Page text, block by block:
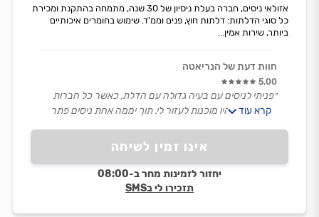
אינו זמין לשיחה
יחזור לזמינות מחר ב-08:00
תזכירו לי בSMS
אזולאי ניסים, חברה בעלת ניסיון של 30 שנה, מתמחה בהתקנת ומכירת
כל סוגי הדלתות: דלתות חוץ, פנים וממ'ד. שימוש בחומרים איכותיים
ביותר, שירות אמין...
חוות דעת של הנריאטה
5.00
״פניתי לניסים עם בעיה גדולה עם הדלת, כאשר כל חברות
הדלתות לא היו מוכנות לעזור לי. תוך יממה אחת ניסים פתר
מובן מאליו. דרכו הזמנתי דלת קבועה וכאשר היא הגיעה
בזמן, ניסים התקין אותה בצורה מושלמת.
ניסים מקצוען גדול, איש אמין, הוגן ומאוד נחמד. ממליצה ללא
שום ספק להשתמש בשירותיו.״
קרא עוד